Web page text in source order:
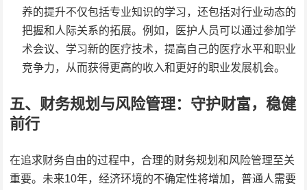
养的提升不仅包括专业知识的学习，还包括对行业动态的
把握和人际关系的拓展。例如，医护人员可以通过参加学
术会议、学习新的医疗技术，提高自己的医疗水平和职业
竞争力，从而获得更高的收入和更好的职业发展机会。
五、财务规划与风险管理：守护财富，稳健
前行
在追求财务自由的过程中，合理的财务规划和风险管理至关
重要。未来10年，经济环境的不确定性将增加，普通人需要